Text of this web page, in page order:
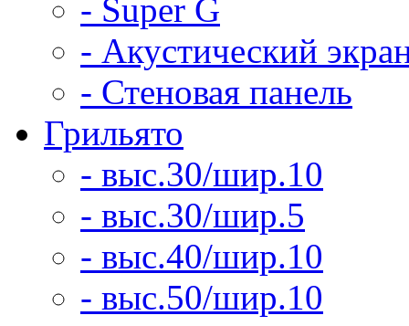
- Super G
- Акустический
- Стеновая панель
Грильято
- выс.30/шир.10
- выс.30/шир.5
- выс.40/шир.10
- выс.50/шир.10